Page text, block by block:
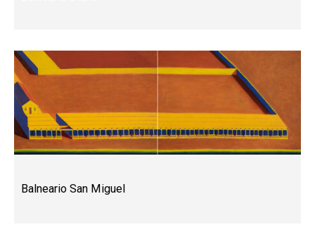
Balneario San Miguel